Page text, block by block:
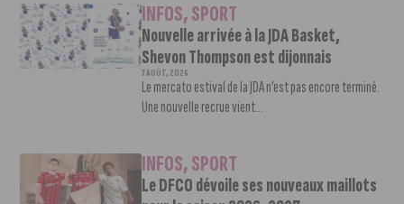
INFOS,SPORT
Nouvelle arrivée à la JDA Basket,
Shevon Thompson est dijonnais
7 AOÛT, 2026
Le mercato estival de la JDA n’est pas encore terminé.
Une nouvelle recrue vient...
INFOS,SPORT
Le DFCO dévoile ses nouveaux maillots